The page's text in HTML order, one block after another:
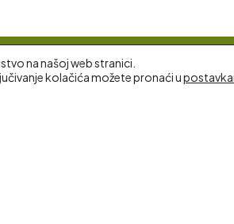
na našoj web stranici.
kolačića možete pronaći u